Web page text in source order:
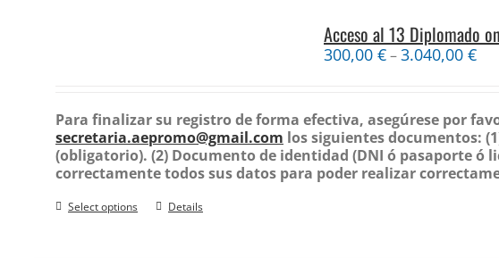
Acceso al 13 Diplomado
300,00 €–3.040,00 €
Para finalizar su registro de forma efectiva, asegúrese por
secretaria.aepromo@gmail.com los siguientes documentos:
(obligatorio). (2) Documento de identidad (DNI ó pasaporte ó
correctamente todos sus datos para poder realizar
Select options Details